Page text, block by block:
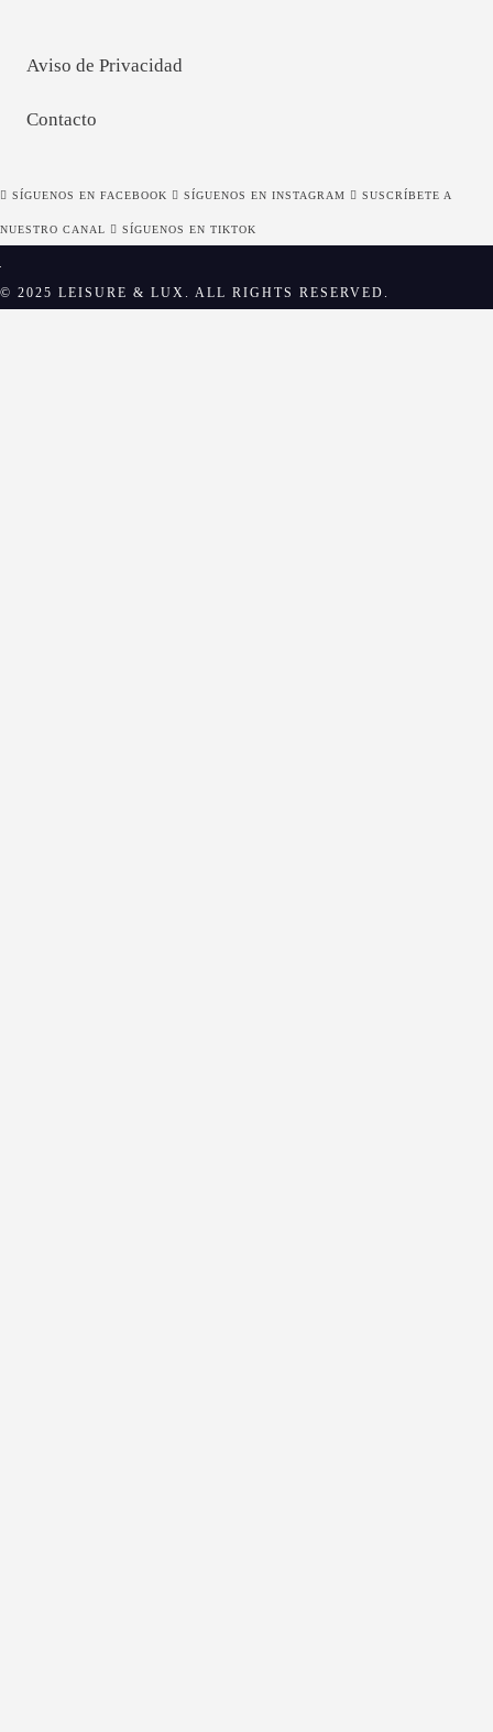
Aviso de Privacidad
Contacto
SÍGUENOS EN FACEBOOK SÍGUENOS EN INSTAGRAM SUSCRÍBETE A
NUESTRO CANAL SÍGUENOS EN TIKTOK
© 2025 LEISURE & LUX. ALL RIGHTS RESERVED.